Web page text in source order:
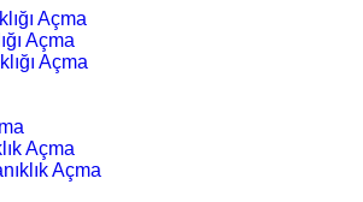
Açma
Açma
Açma
Açma
Açma